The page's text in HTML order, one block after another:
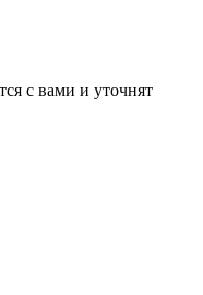
с вами и уточнят